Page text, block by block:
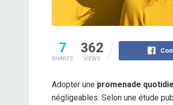
7
SHARES
362
VIEWS
Adopter une promenade
négligeables. Selon une étude